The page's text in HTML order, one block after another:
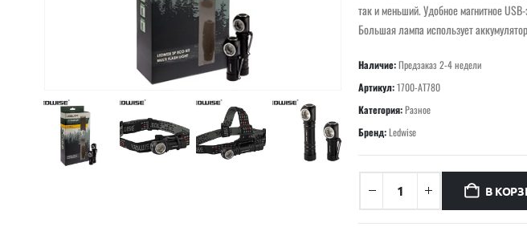
так и меньший. Удобное магнитное
Большая лампа использует
Наличие:Предзаказ 2-4 недели
Артикул:1700-AT780
Категория:Разное
Бренд:Ledwise
В